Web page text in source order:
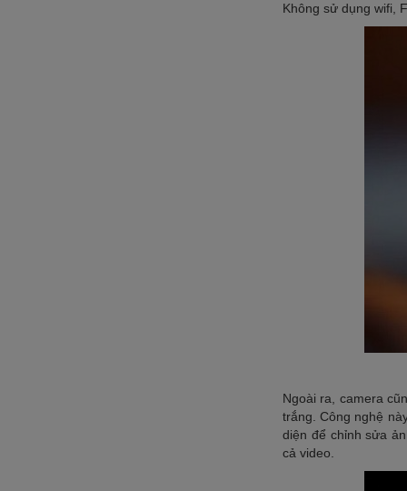
Không sử dụng wifi,
Ngoài ra, camera
trắng. Công nghệ
diện để chỉnh sửa
cả video.